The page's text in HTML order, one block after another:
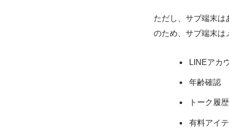
ただし、サブ端末は
のため、サブ端末は
LINEアカ
年齢確認
トーク履
有料アイ